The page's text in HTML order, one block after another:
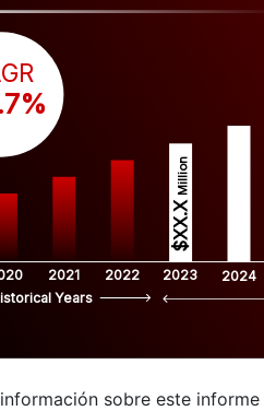
2021 2022 2023 2024
$XX.X
Million
Years
sobre este informe